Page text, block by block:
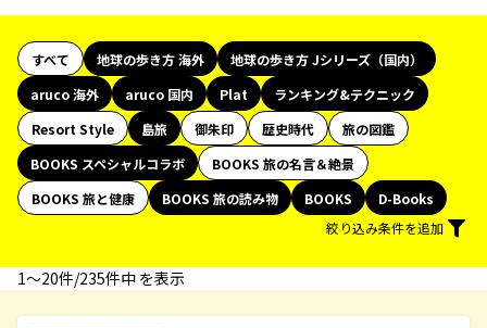
すべて 地球の歩き方 海外
地球の歩き方 Jシリーズ（国内）
aruco 海外
aruco 国内 Plat
ランキング&テクニック
Resort Style
島旅 御朱印 歴史時代
旅の図鑑
BOOKS スペシャルコラボ
BOOKS 旅の名言＆絶景
BOOKS 旅と健康
BOOKS 旅の読み物 BOOKS
D-Books
絞り込み条件を追加
1〜20件/235件中 を表示